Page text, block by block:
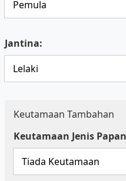
Jantina:
Keutamaan Tambahan
Keutamaan Jenis